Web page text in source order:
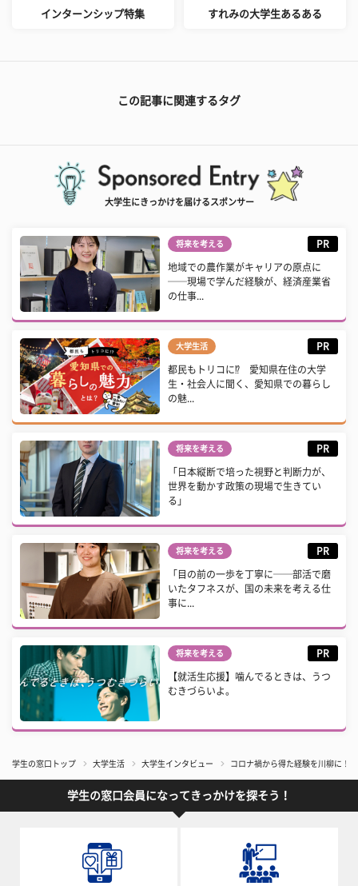
インターンシップ特集 すれみの大学生あるある
この記事に関連するタグ
大学生にきっかけを届けるスポンサー
将来を考える PR
地域での農作業がキャリアの原点に
──現場で学んだ経験が、経済産業省
の仕事...
大学生活 PR
都民もトリコに⁉ 愛知県在住の大学
生・社会人に聞く、愛知県での暮らし
の魅...
将来を考える PR
「日本縦断で培った視野と判断力が、
世界を動かす政策の現場で生きてい
る」
将来を考える PR
「目の前の一歩を丁寧に──部活で磨
いたタフネスが、国の未来を考える仕
事に...
将来を考える PR
【就活生応援】噛んでるときは、うつ
むきづらいよ。
学生の窓口トップ 大学生活 大学生インタビュー コロナ禍から得た経験を川柳に！
学生の窓口会員になってきっかけを探そう！